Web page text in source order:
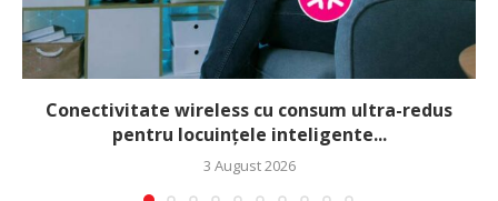
Conectivitate wireless cu consum ultra-redus
pentru locuințele inteligente...
3 August 2026